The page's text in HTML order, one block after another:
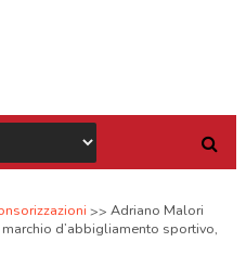
Adriano Malori
d’abbigliamento sportivo,